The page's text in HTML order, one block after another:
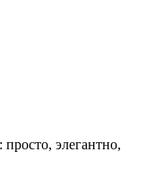
элегантно,